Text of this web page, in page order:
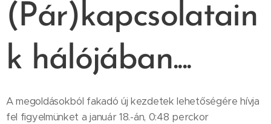
(Pár)kapcsolatain
k hálójában....
A megoldásokból fakadó új kezdetek lehetőségére hívja
fel figyelmünket a január 18.-án, 0:48 perckor